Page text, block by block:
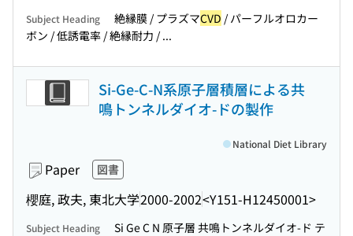
Subject Heading 絶縁膜 / プラズマCVD / パーフルオロカー
ボン / 低誘電率 / 絶縁耐力 / ...
Si-Ge-C-N系原子層積層による共
鳴トンネルダイオ-ドの製作
Paper 図書
櫻庭, 政夫, 東北大学2000-2002<Y151-H12450001>
National Diet Library
Subject Heading
Si Ge C N 原子層 共鳴トンネルダイオ-ド テ